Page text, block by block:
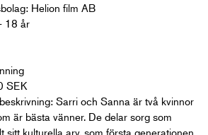
Helion film AB
18 år
SEK
Sarri och Sanna är två kvinnor
är bästa vänner. De delar sorg som
sitt kulturella arv, som första generationen